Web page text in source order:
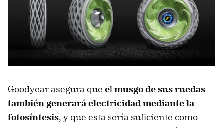
Goodyear asegura que el musgo de sus ruedas
también generará electricidad mediante la
fotosíntesis, y que esta sería suficiente como